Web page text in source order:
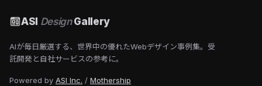
ASI DesignGallery
AIが毎日厳選する、世界中の優れたWebデザイン事例集。受
託開発と自社サービスの参考に。
Powered by ASI Inc. / Mothership